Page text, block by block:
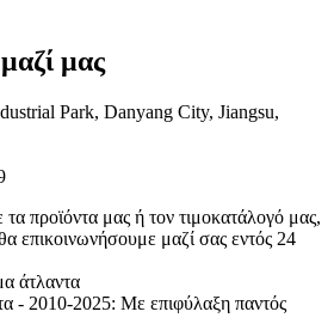
μας
Park, Danyang City, Jiangsu,
τα προϊόντα μας ή τον τιμοκατάλογό μας,
επικοινωνήσουμε μαζί σας εντός 24
άτλαντα
- 2010-2025: Με επιφύλαξη παντός